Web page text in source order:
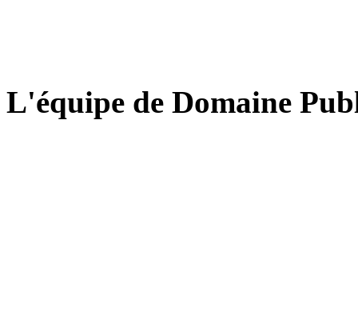
L'équipe de Domaine